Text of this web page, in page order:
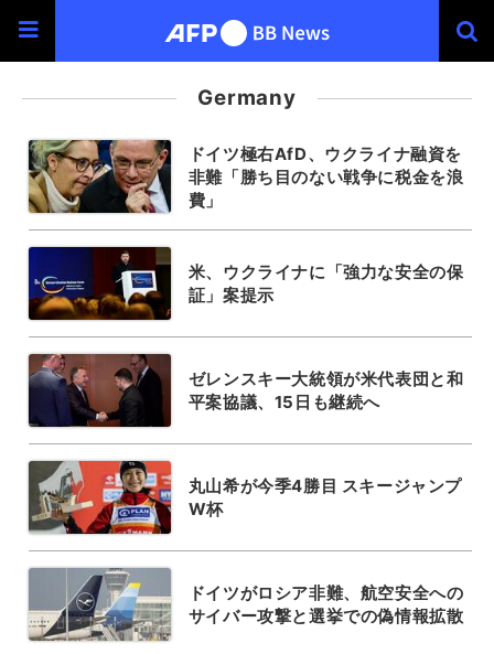
Germany
ドイツ極右AfD、ウクライナ融資を
非難「勝ち目のない戦争に税金を浪
費」
米、ウクライナに「強力な安全の保
証」案提示
ゼレンスキー大統領が米代表団と和
平案協議、15日も継続へ
丸山希が今季4勝目 スキージャンプ
W杯
ドイツがロシア非難、航空安全への
サイバー攻撃と選挙での偽情報拡散